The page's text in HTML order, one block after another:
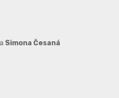
Simona Česaná